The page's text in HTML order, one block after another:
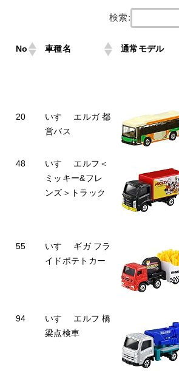
検索:
No 車種名 通常モデル
20
いすゞ エルガ 都
営バス
48
いすゞ エルフ＜
ミッキー&フレ
ンズ＞トラック
55
いすゞ ギガ フラ
イドポテトカー
94
いすゞ エルフ 橋
梁点検車